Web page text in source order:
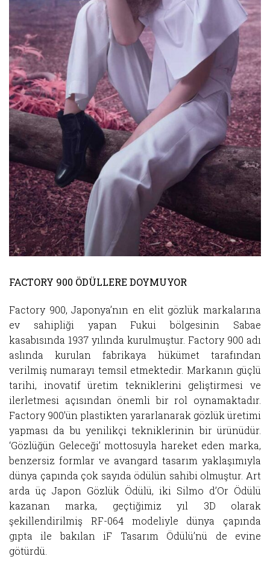
FACTORY 900 ÖDÜLLERE DOYMUYOR
Factory 900, Japonya’nın en elit gözlük markalarına
ev sahipliği yapan Fukui bölgesinin Sabae
kasabısında 1937 yılında kurulmuştur. Factory 900 adı
aslında kurulan fabrikaya hükümet tarafından
verilmiş numarayı temsil etmektedir. Markanın güçlü
tarihi, inovatif üretim tekniklerini geliştirmesi ve
ilerletmesi açısından önemli bir rol oynamaktadır.
Factory 900’ün plastikten yararlanarak gözlük üretimi
yapması da bu yenilikçi tekniklerinin bir ürünüdür.
‘Gözlüğün Geleceği’ mottosuyla hareket eden marka,
benzersiz formlar ve avangard tasarım yaklaşımıyla
dünya çapında çok sayıda ödülün sahibi olmuştur. Art
arda üç Japon Gözlük Ödülü, iki Silmo d’Or Ödülü
kazanan marka, geçtiğimiz yıl 3D olarak
şekillendirilmiş RF-064 modeliyle dünya çapında
gıpta ile bakılan iF Tasarım Ödülü’nü de evine
götürdü.